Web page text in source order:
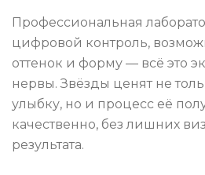
Профессиональная
цифровой контроль,
оттенок и форму — всё это
нервы. Звёзды ценят не
улыбку, но и процесс её
качественно, без лишних
результата.